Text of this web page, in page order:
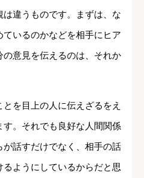
違うものです。まずは、な
いるのかなどを相手にヒア
の意見を伝えるのは、それか
を目上の人に伝えざるをえ
。それでも良好な人間関係
が話すだけでなく、相手の話
ようにしているからだと思